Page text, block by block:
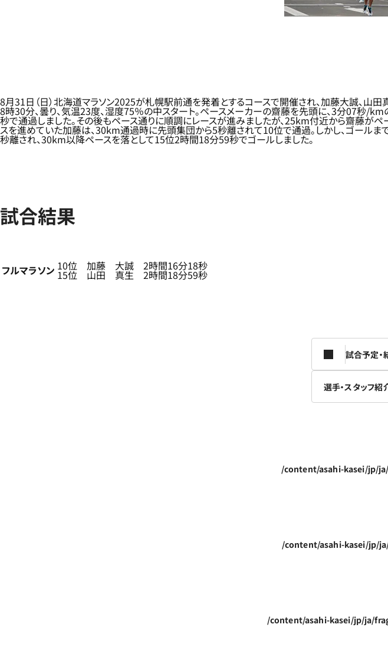
8月31日（日）北海道マラソン2025が札幌駅前通を発着とするコースで開催され、加藤大誠、山
8時30分、曇り、気温23度、湿度75％の中スタート。ペースメーカーの齋藤を先頭に、3分07秒/
秒で通過しました。その後もペース通りに順調にレースが進みましたが、25km付近から齋藤が
スを進めていた加藤は、30km通過時に先頭集団から5秒離されて10位で通過。しかし、ゴール
秒離され、30km以降ペースを落として15位2時間18分59秒でゴールしました。
試合結果
フルマラソン 10位 加藤 大誠 2時間16分18秒
15位 山田 真生 2時間18分59秒
試合予定・
選手・スタッフ紹
/content/asahi-kasei/jp/
/content/asahi-kasei/jp/
/content/asahi-kasei/jp/ja/